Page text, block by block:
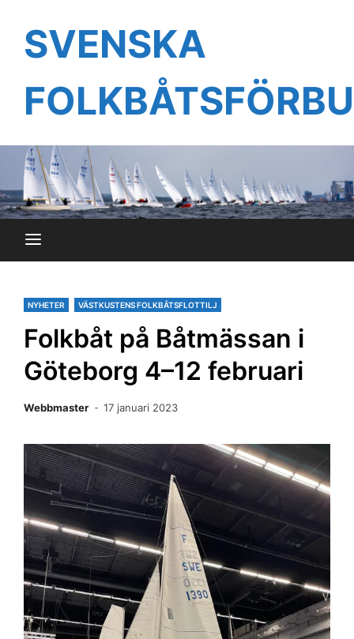
innehållSVENSKA
NYHETER VÄSTKUSTENS FOLKBÅTSFLOTTILJ
Folkbåt på Båtmässan i
Göteborg 4–12 februari
Webbmaster 17 januari 2023